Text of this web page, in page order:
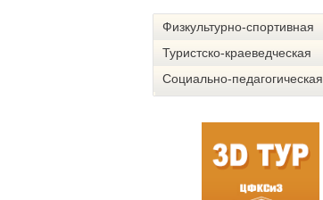
Физкультурно-спортивная
Туристско-краеведческая
Социально-педагогическая